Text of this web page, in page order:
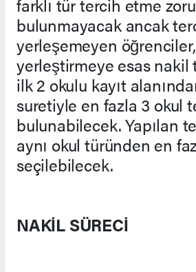
farklı tür tercih etme
bulunmayacak ancak
yerleşemeyen öğrenciler,
yerleştirmeye esas
ilk 2 okulu kayıt
suretiyle en fazla 3 okul
bulunabilecek. Yapılan
aynı okul türünden en
seçilebilecek.
NAKİL SÜRECİ